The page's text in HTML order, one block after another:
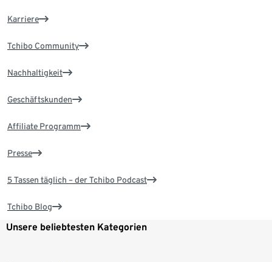
Karriere
Tchibo Community
Nachhaltigkeit
Geschäftskunden
Affiliate Programm
Presse
5 Tassen täglich – der Tchibo Podcast
Tchibo Blog
Unsere beliebtesten Kategorien